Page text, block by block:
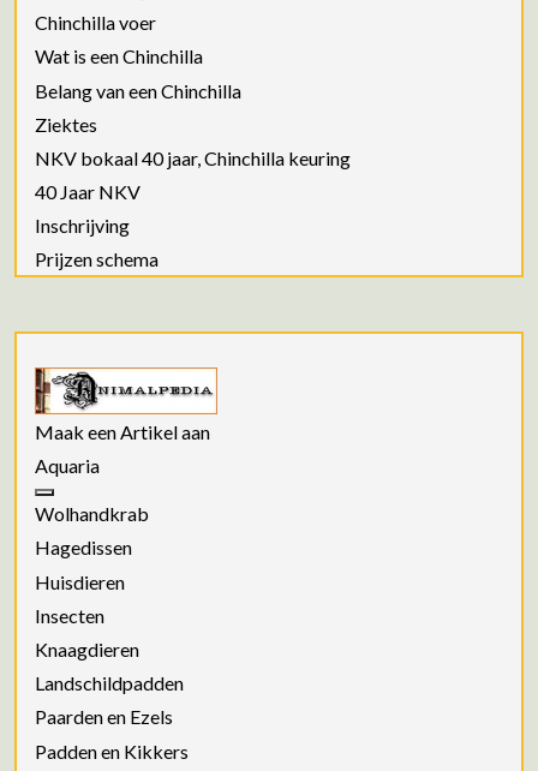
Chinchilla voer
Wat is een Chinchilla
Belang van een Chinchilla
Ziektes
NKV bokaal 40 jaar, Chinchilla keuring
40 Jaar NKV
Inschrijving
Prijzen schema
Maak een Artikel aan
Aquaria
Wolhandkrab
Hagedissen
Huisdieren
Insecten
Knaagdieren
Landschildpadden
Paarden en Ezels
Padden en Kikkers